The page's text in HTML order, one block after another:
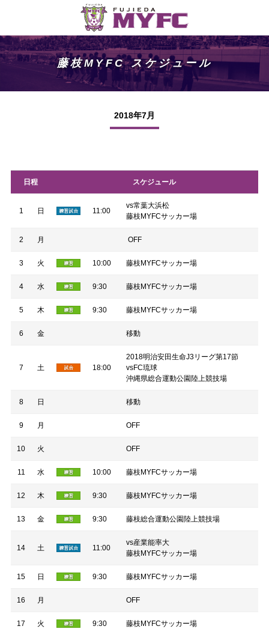
藤枝MYFC スケジュール
2018年7月
日程 スケジュール
1 日 11:00
vs常葉大浜松
藤枝MYFCサッカー場
2 月 OFF
3 火 10:00 藤枝MYFCサッカー場
4 水 9:30 藤枝MYFCサッカー場
5 木 9:30 藤枝MYFCサッカー場
6 金 移動
7 土 18:00
2018明治安田生命J3リーグ第17節
vsFC琉球
沖縄県総合運動公園陸上競技場
8 日 移動
9 月 OFF
10 火 OFF
11 水 10:00 藤枝MYFCサッカー場
12 木 9:30 藤枝MYFCサッカー場
13 金 9:30 藤枝総合運動公園陸上競技場
14 土 11:00
vs産業能率大
藤枝MYFCサッカー場
15 日 9:30 藤枝MYFCサッカー場
16 月 OFF
17 火 9:30 藤枝MYFCサッカー場